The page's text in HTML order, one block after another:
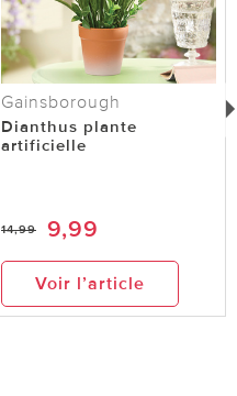
Gainsborough
Dianthus plante
artificielle
14,99 9,99
Voir l’article